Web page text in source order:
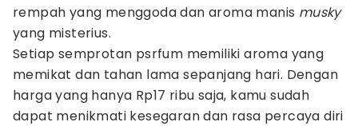
rempah yang menggoda dan aroma manis musky
yang misterius.
Setiap semprotan psrfum memiliki aroma yang
memikat dan tahan lama sepanjang hari. Dengan
harga yang hanya Rp17 ribu saja, kamu sudah
dapat menikmati kesegaran dan rasa percaya diri